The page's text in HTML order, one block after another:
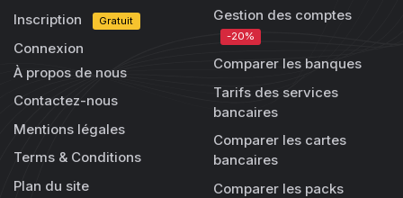
Inscription Gratuit
Connexion
À propos de nous
Contactez-nous
Mentions légales
Terms & Conditions
Plan du site
Gestion des comptes
-20%
Comparer les banques
Tarifs des services
bancaires
Comparer les cartes
bancaires
Comparer les packs